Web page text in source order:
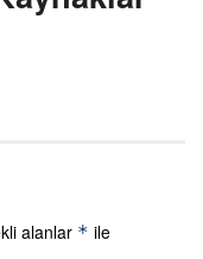
alanlar * ile